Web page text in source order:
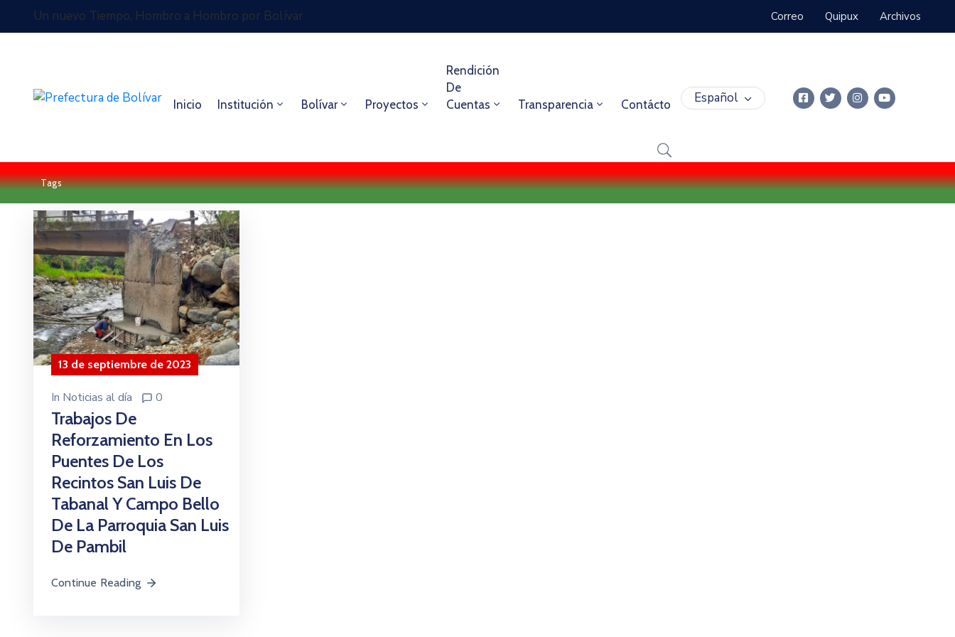
Un nuevo Tiempo, Hombro a Hombro por Bolívar Correo Quipux Archivos
Inicio Institución Bolívar Proyectos
Rendición
De
Cuentas
Transparencia Contácto Español
Tags
13 de septiembre de 2023
In Noticias al día 0
Trabajos De
Reforzamiento En Los
Puentes De Los
Recintos San Luis De
Tabanal Y Campo Bello
De La Parroquia San Luis
De Pambil
Continue Reading